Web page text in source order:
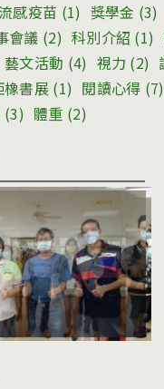
流感疫苗 (1) 獎學金 (3)
會議 (2) 科別介紹 (1)
藝文活動 (4) 視力 (2)
橡書展 (1) 閱讀心得 (7)
(3) 體重 (2)